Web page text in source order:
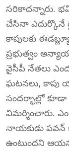
సరికాదన్నారు.
చేసినా ఎదుర్కొనే
కాపులకు
ప్రభుత్వం
వైసీపీ నేతలు
ఘటనలు, కాపు
సందర్భాల్లో
విమర్శించారు.
నాయకుడు పవన్
ఉంటుందని